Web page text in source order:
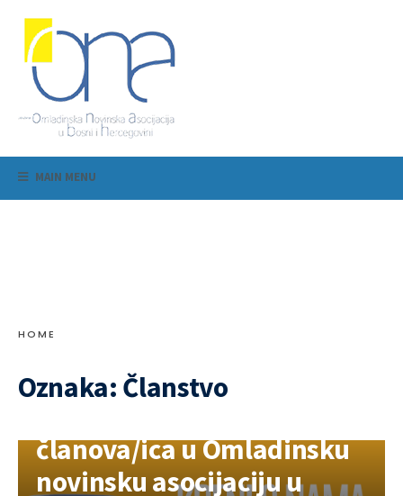
MAIN MENU
HOME
Oznaka: Članstvo
članova/ica u Omladinsku
novinsku asocijaciju u